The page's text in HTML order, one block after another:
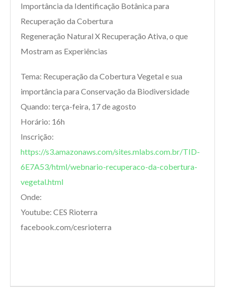
Importância da Identificação Botânica para
Recuperação da Cobertura
Regeneração Natural X Recuperação Ativa, o que
Mostram as Experiências
Tema: Recuperação da Cobertura Vegetal e sua
importância para Conservação da Biodiversidade
Quando: terça-feira, 17 de agosto
Horário: 16h
Inscrição:
https://s3.amazonaws.com/sites.mlabs.com.br/TID-
6E7A53/html/webnario-recuperaco-da-cobertura-
vegetal.html
Onde:
Youtube: CES Rioterra
facebook.com/cesrioterra